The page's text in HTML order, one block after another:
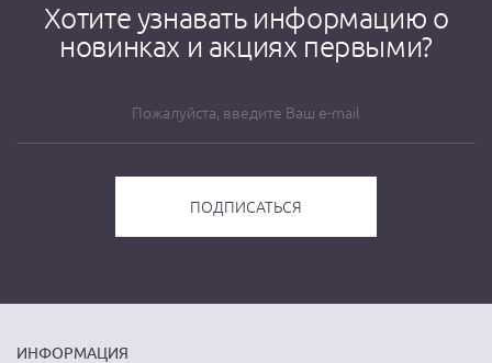
Хотите узнавать информацию о
новинках и акциях первыми?
ИНФОРМАЦИЯ